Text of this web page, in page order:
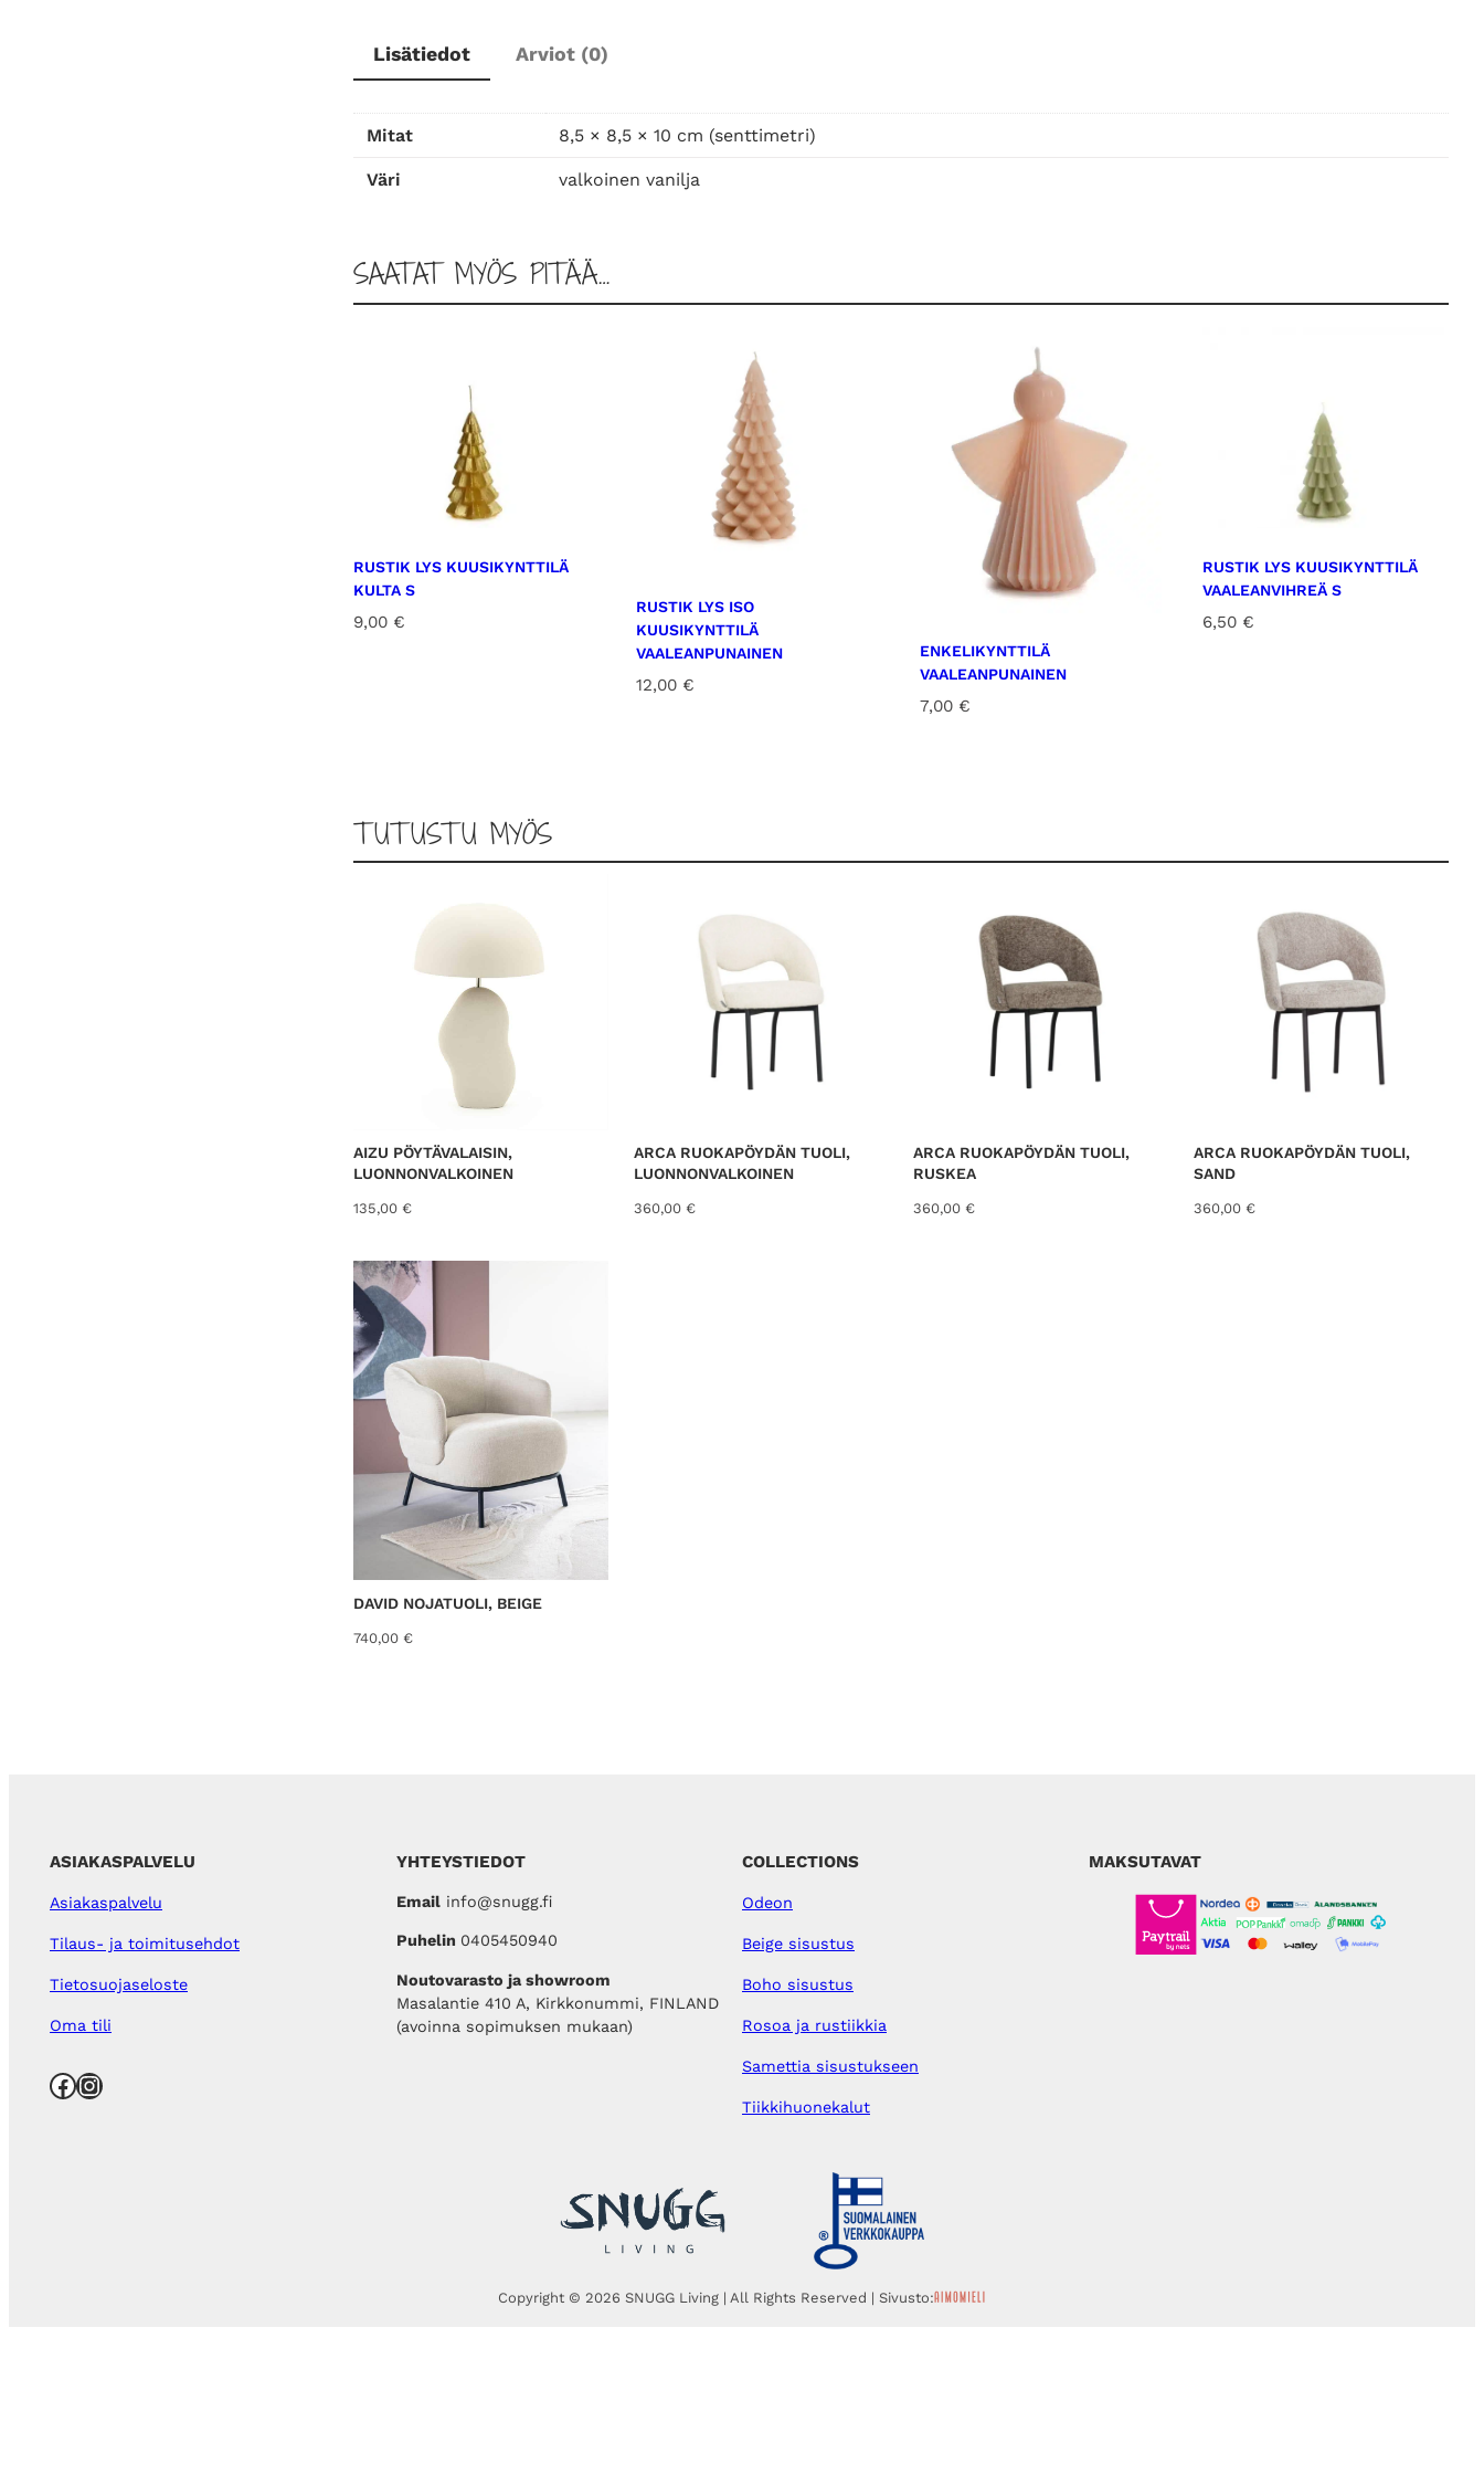
Lisätiedot Arviot (0)
Mitat 8,5 × 8,5 × 10 cm (senttimetri)
Väri valkoinen vanilja
SAATAT MYÖS PITÄÄ…
RUSTIK LYS KUUSIKYNTTILÄ
KULTA S
9,00 €
RUSTIK LYS ISO
KUUSIKYNTTILÄ
VAALEANPUNAINEN
12,00 €
ENKELIKYNTTILÄ
VAALEANPUNAINEN
7,00 €
RUSTIK LYS KUUSIKYNTTILÄ
VAALEANVIHREÄ S
6,50 €
TUTUSTU MYÖS
AIZU PÖYTÄVALAISIN,
LUONNONVALKOINEN
135,00 €
ARCA RUOKAPÖYDÄN TUOLI,
LUONNONVALKOINEN
360,00 €
ARCA RUOKAPÖYDÄN TUOLI,
RUSKEA
360,00 €
ARCA RUOKAPÖYDÄN TUOLI,
SAND
360,00 €
DAVID NOJATUOLI, BEIGE
740,00 €
ASIAKASPALVELU
Asiakaspalvelu
Tilaus- ja toimitusehdot
Tietosuojaseloste
Oma tili
Facebook Instagram
YHTEYSTIEDOT
Emailinfo@snugg.fi
Puhelin 0405450940
Noutovarasto ja showroom
Masalantie 410 A, Kirkkonummi, FINLAND
(avoinna sopimuksen mukaan)
COLLECTIONS
Odeon
Beige sisustus
Boho sisustus
Rosoa ja rustiikkia
Samettia sisustukseen
Tiikkihuonekalut
MAKSUTAVAT
Copyright © 2026 SNUGG Living | All Rights Reserved | Sivusto: